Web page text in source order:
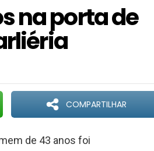
na porta de
COMPARTILHAR
de 43 anos foi